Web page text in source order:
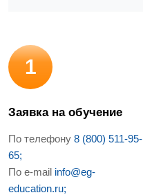
1
Заявка на обучение
По телефону 8 (800) 511-95-
65;
По e-mail info@eg-
education.ru;